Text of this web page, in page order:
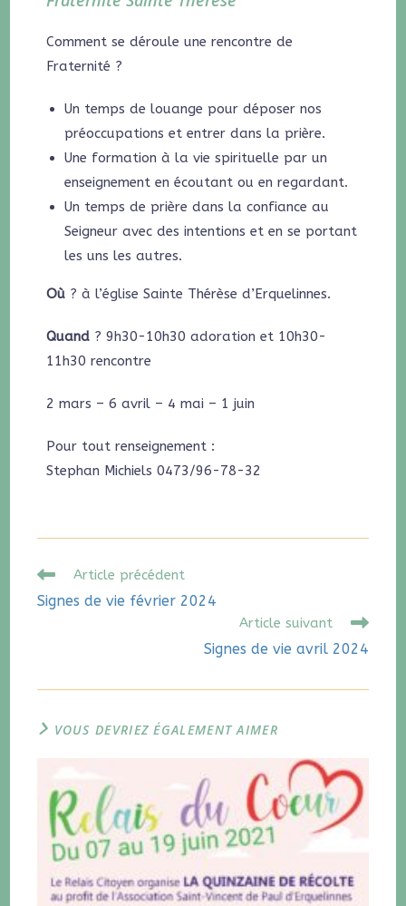
Comment se déroule une rencontre de
Fraternité ?
Un temps de louange pour déposer nos
préoccupations et entrer dans la prière.
Une formation à la vie spirituelle par un
enseignement en écoutant ou en regardant.
Un temps de prière dans la confiance au
Seigneur avec des intentions et en se portant
les uns les autres.
Où ? à l’église Sainte Thérèse d’Erquelinnes.
Quand ? 9h30-10h30 adoration et 10h30-
11h30 rencontre
2 mars – 6 avril – 4 mai – 1 juin
Pour tout renseignement :
Stephan Michiels 0473/96-78-32
Article précédent
Signes de vie février 2024
Article suivant
Signes de vie avril 2024
VOUS DEVRIEZ ÉGALEMENT AIMER